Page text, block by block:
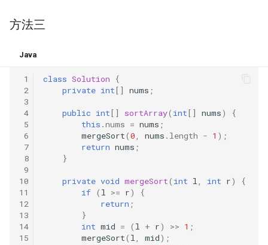
符串
49. 丑数
50. 第一个只出现一次的字符
51. 数组中的逆序对
52. 两个链表的第一个公共节
53.1. 在排序数组中查找数字 I
46. 二叉树的右侧视图
47. 二叉树剪枝
48. 序列化与反序列化二叉树
49. 从根节点到叶节点的路径
数字之和
50. 向下的路径节点之和
51. 节点之和最大的路径
52. 展平二叉搜索树
53. 二叉搜索树中的中序后继
8.10. 颜色填充
8.11. 硬币
8.12. 八皇后
8.13. 堆箱子
8.14. 布尔运算
10.1. 合并排序的数组
10.2. 变位词组
10.3. 搜索旋转数组
方法三
Java
1
2
3
4
5
6
7
8
9
10
11
12
13
14
15
class Solution
{
private int[] nums ;
public int[] sortArray( int[] nums)
{
this .nums = nums ;
mergeSort(0, nums . length - 1 );
return nums ;
}
private void mergeSort( int l, int r)
{
if ( l >= r)
{
return ;
}
int mid = ( l + r) >> 1 ;
mergeSort( l, mid);